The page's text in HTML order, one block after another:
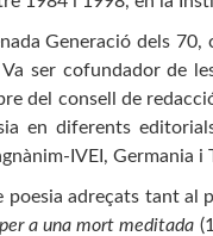
Generació dels
ser cofundador de
del consell de
en diferents
IVEI, Germania i
poesia adreçats tant
a una mort meditada